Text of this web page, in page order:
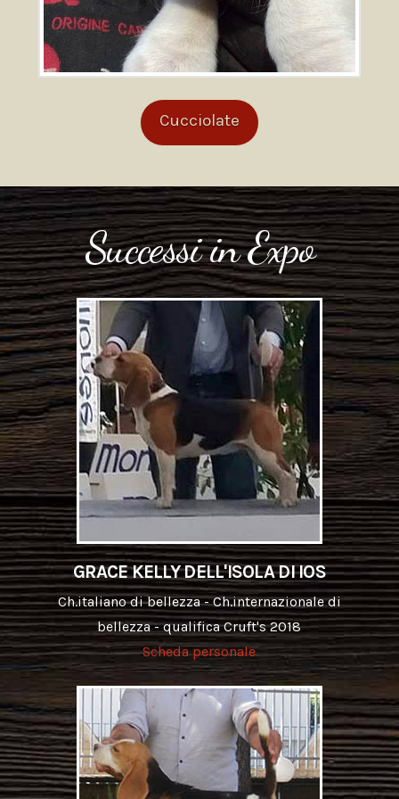
Cucciolate
Successi in Expo
GRACE KELLY DELL'ISOLA DI IOS
Ch.italiano di bellezza - Ch.internazionale di
bellezza - qualifica Cruft's 2018
Scheda personale